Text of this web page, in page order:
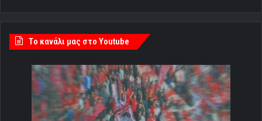
Tο κανάλι μας στο Youtube